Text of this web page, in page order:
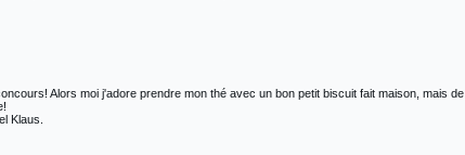
Alors moi j'adore prendre mon thé avec un bon petit biscuit fait maison, mais de
Klaus.